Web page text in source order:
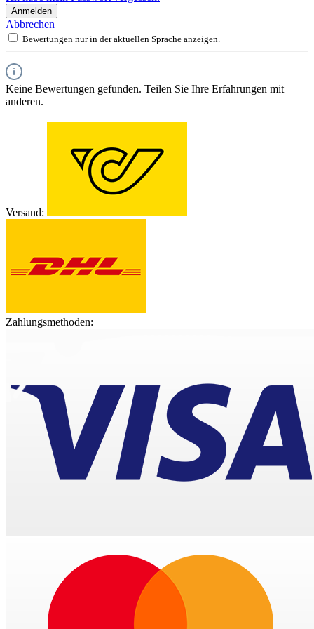
Anmelden
Abbrechen
Bewertungen nur in der aktuellen Sprache anzeigen.
Keine Bewertungen gefunden. Teilen Sie Ihre Erfahrungen mit
anderen.
Versand:
Zahlungsmethoden: